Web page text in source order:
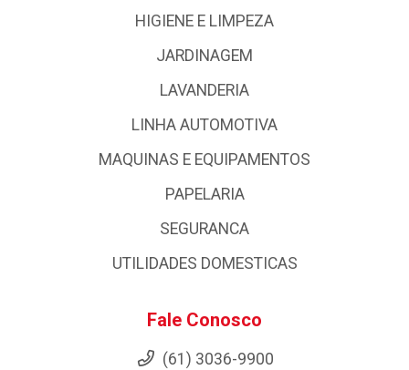
HIGIENE E LIMPEZA
JARDINAGEM
LAVANDERIA
LINHA AUTOMOTIVA
MAQUINAS E EQUIPAMENTOS
PAPELARIA
SEGURANCA
UTILIDADES DOMESTICAS
Fale Conosco
(61) 3036-9900